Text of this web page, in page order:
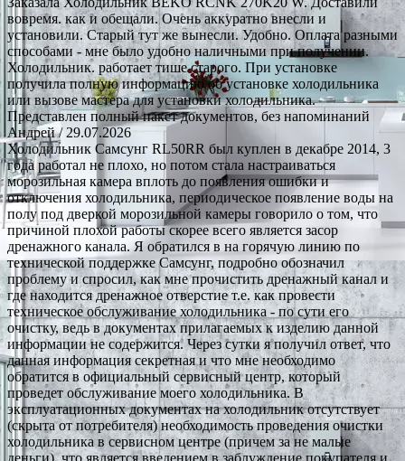
вовремя. как и обещали. Очень аккуратно внесли и
установили. Старый тут же вынесли. Удобно. Оплата разными
способами - мне было удобно наличными при получении.
Холодильник. работает тише старого. При установке
получила полную информацию об установке холодильника
или вызове мастера для установки холодильника.
Представлен полный пакет документов, без напоминаний
Андрей/ 29.07.2026
Холодильник Самсунг RL50RR был куплен в декабре 2014, 3
года работал не плохо, но потом стала настраиваться
морозильная камера вплоть до появления ошибки и
отключения холодильника, периодическое появление воды на
полу под дверкой морозильной камеры говорило о том, что
причиной плохой работы скорее всего является засор
дренажного канала. Я обратился в на горячую линию по
технической поддержке Самсунг, подробно обозначил
проблему и спросил, как мне прочистить дренажный канал и
где находится дренажное отверстие т.е. как провести
техническое обслуживание холодильника - по сути его
очистку, ведь в документах прилагаемых к изделию данной
информации не содержится. Через сутки я получил ответ, что
данная информация секретная и что мне необходимо
обратится в официальный сервисный центр, который
проведет обслуживание моего холодильника. В
эксплуатационных документах на холодильник отсутствует
(скрыта от потребителя) необходимость проведения очистки
холодильника в сервисном центре (причем за не малые
деньги), что является введением в заблуждение покупателя и